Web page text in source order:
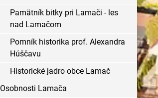
Pamätník bitky pri Lamači - les
nad Lamačom
Pomník historika prof. Alexandra
Húščavu
Historické jadro obce Lamač
Osobnosti Lamača